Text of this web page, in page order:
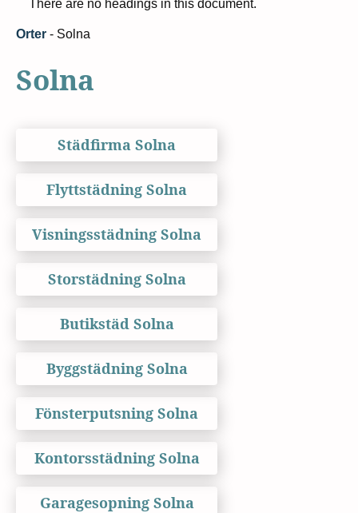
There are no headings in this document.
Orter - Solna
Solna
Städfirma Solna
Flyttstädning Solna
Visningsstädning Solna
Storstädning Solna
Butikstäd Solna
Byggstädning Solna
Fönsterputsning Solna
Kontorsstädning Solna
Garagesopning Solna